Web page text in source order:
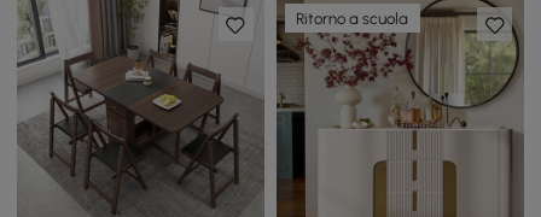
Ritorno a scuola